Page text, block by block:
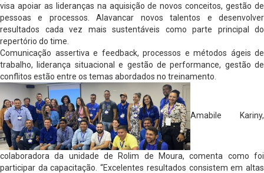
visa apoiar as lideranças na aquisição de novos conceitos, gestão de
pessoas e processos. Alavancar novos talentos e desenvolver
resultados cada vez mais sustentáveis como parte principal do
repertório do time.
Comunicação assertiva e feedback, processos e métodos ágeis de
trabalho, liderança situacional e gestão de performance, gestão de
conflitos estão entre os temas abordados no treinamento.
Amabile Kariny,
colaboradora da unidade de Rolim de Moura, comenta como foi
participar da capacitação. “Excelentes resultados consistem em altas